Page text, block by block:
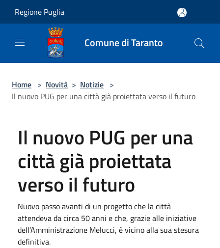
Regione Puglia
Comune di Taranto
Home > Novità > Notizie >
Il nuovo PUG per una città già proiettata verso il futuro
Il nuovo PUG per una
città già proiettata
verso il futuro
Nuovo passo avanti di un progetto che la città
attendeva da circa 50 anni e che, grazie alle iniziative
dell’Amministrazione Melucci, è vicino alla sua stesura
definitiva.